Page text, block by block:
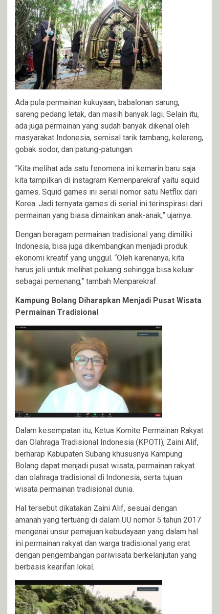
Ada pula permainan kukuyaan, babalonan sarung,
sareng pedang letak, dan masih banyak lagi. Selain itu,
ada juga permainan yang sudah banyak dikenal oleh
masyarakat Indonesia, semisal tarik tambang, kelereng,
gobak sodor, dan patung-patungan.
“Kita melihat ada satu fenomena ini kemarin baru saja
kita tampilkan di instagram Kemenparekraf yaitu squid
games. Squid games ini serial nomor satu Netflix dari
Korea. Jadi ternyata games di serial ini terinspirasi dari
permainan yang biasa dimainkan anak-anak,” ujarnya.
Dengan beragam permainan tradisional yang dimiliki
Indonesia, bisa juga dikembangkan menjadi produk
ekonomi kreatif yang unggul. “Oleh karenanya, kita
harus jeli untuk melihat peluang sehingga bisa keluar
sebagai pemenang,” tambah Menparekraf.
Kampung Bolang Diharapkan Menjadi Pusat Wisata
Permainan Tradisional
Dalam kesempatan itu, Ketua Komite Permainan Rakyat
dan Olahraga Tradisional Indonesia (KPOTI), Zaini Alif,
berharap Kabupaten Subang khususnya Kampung
Bolang dapat menjadi pusat wisata, permainan rakyat
dan olahraga tradisional di Indonesia, serta tujuan
wisata permainan tradisional dunia.
Hal tersebut dikatakan Zaini Alif, sesuai dengan
amanah yang tertuang di dalam UU nomor 5 tahun 2017
mengenai unsur pemajuan kebudayaan yang dalam hal
ini permainan rakyat dan warga tradisional yang erat
dengan pengembangan pariwisata berkelanjutan yang
berbasis kearifan lokal.